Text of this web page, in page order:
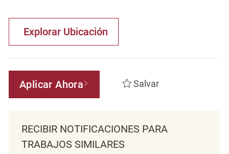
Explorar Ubicación
Aplicar Ahora Salvar
RECIBIR NOTIFICACIONES PARA
TRABAJOS SIMILARES